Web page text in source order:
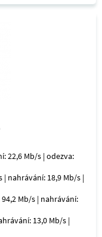
22,6 Mb/s | odezva:
| nahrávání: 18,9 Mb/s |
Mb/s | nahrávání:
13,0 Mb/s |